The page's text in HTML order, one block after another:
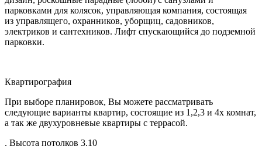
парковками для колясок, управляющая компания, состоящая
из управлящего, охранников, уборщиц, садовников,
электриков и сантехников. Лифт спускающийся до подземной
парковки.
Квартирография
При выборе планировок, Вы можете рассматривать
следующие варианты квартир, состоящие из 1,2,3 и 4х комнат,
а так же двухуровневые квартиры с террасой.
. Высота потолков 3.10